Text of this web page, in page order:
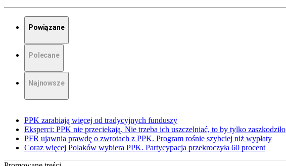
Powiązane
Polecane
Najnowsze
PPK zarabiają więcej od tradycyjnych funduszy
Eksperci: PPK nie przeciekają. Nie trzeba ich uszczelniać, to by tylko zaszkodziło
PFR ujawnia prawdę o zwrotach z PPK. Program rośnie szybciej niż wypłaty
Coraz więcej Polaków wybiera PPK. Partycypacja przekroczyła 60 procent